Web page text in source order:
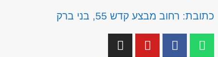
כתובת: רחוב מבצע קדש 55, בני ברק